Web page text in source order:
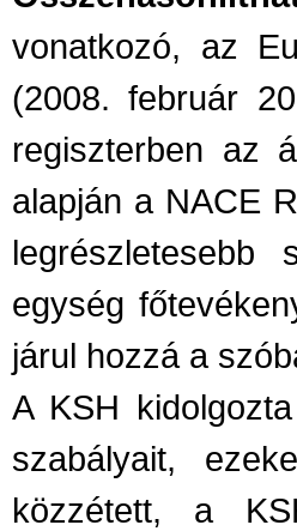
vonatkozó, az
(2008. február
regiszterben az
alapján a NACE
legrészletesebb
egység
járul hozzá a
A KSH
szabályait,
közzétett, a